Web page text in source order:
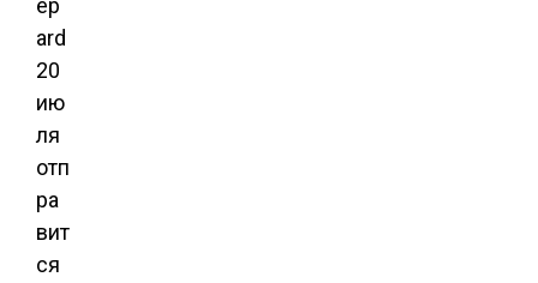
ep
ard
20
ию
ля
отп
ра
вит
ся